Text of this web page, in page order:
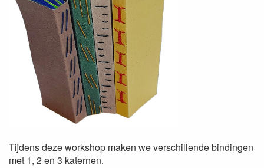
Tijdens deze workshop maken we verschillende bindingen
met 1, 2 en 3 katernen.